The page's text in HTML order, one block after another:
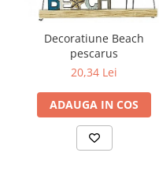
Decoratiune Beach
pescarus
20,34 Lei
ADAUGA IN COS